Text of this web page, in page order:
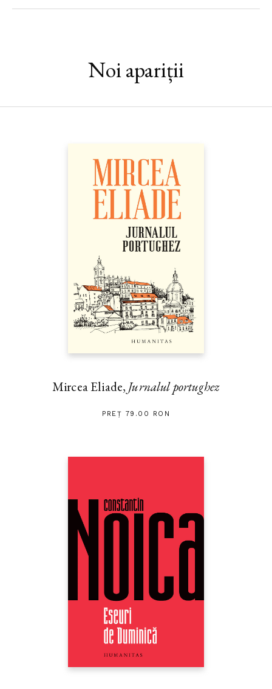
pereche, și-a căutat iubirea cu pasiune, fiind mereu dezamăgită.
trăit totul: tragediile veacului său, dramele și trădările, faima,
luxul exorbitant și exilul în sărăcie după 1945. Timp de
unsprezece ani, a fost despărțită de singura ei fiică, prizonieră în
„Prinţesă, sunteţi o scriitoare desăvârșită, şi asta nu-i puţin
lucru…“ — MARCEL PROUST
„Martha Bibescu promitea să fie o mare frumusețe și visa la
măreție. Crescută printre bărbați celebri, îi plăceau puterea,
personalitățile, artiștii talentați, politicienii de succes, regii și
prinții… Această tânără cu ochi imenși, verzi și păr roșcat
magnific avea o vitalitate și o sete de cunoaștere fantastice…“
— MARIA, REGINA ROMÂNIEI
„Martha Bibescu este cea mai admirabilă inteligență feminină pe
care o cunosc.“ — FRANÇOIS MAURIAC, laureat al
Premiului Nobel pentru literatură
Noi apariții
Mircea Eliade, Jurnalul portughez
PREȚ 79.00 RON